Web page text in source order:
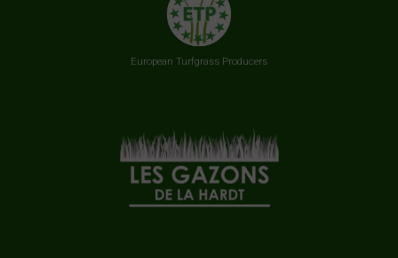
European Turfgrass Producers